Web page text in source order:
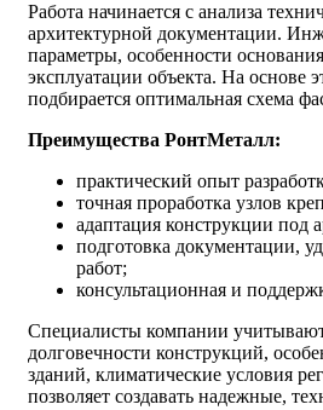
Работа начинается с анализа
архитектурной документации.
параметры, особенности
эксплуатации объекта. На основе
подбирается оптимальная схема
Преимущества РонтМеталл:
практический опыт
точная проработка узлов
адаптация конструкции под
подготовка документации,
работ;
консультационная и
Специалисты компании
долговечности конструкций,
зданий, климатические условия
позволяет создавать надежные,